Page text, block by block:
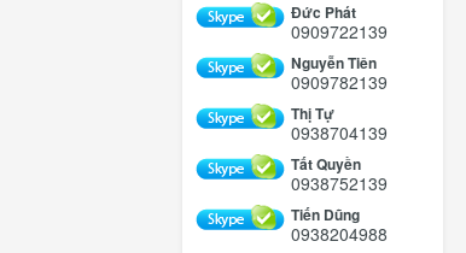
Đức Phát
0909722139
Nguyễn Tiên
0909782139
Thị Tự
0938704139
Tất Quyền
0938752139
Tiến Dũng
0938204988